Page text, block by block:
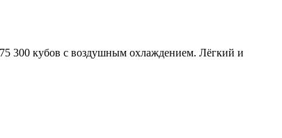
300 кубов с воздушным охлаждением. Лёгкий и